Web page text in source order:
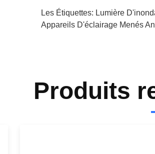
Les Étiquettes: Lumière
Appareils D'éclairage Menés
Produits